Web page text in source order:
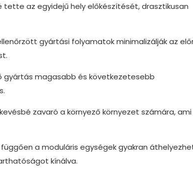
tette az egyidejű hely előkészítését, drasztikusan
gyártási folyamatok minimalizálják az
magasabb és következetesebb
zavaró a környező környezet számára, ami
a moduláris egységek gyakran
kínálva.